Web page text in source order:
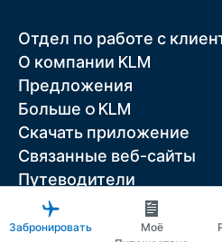
Отдел по работе с
О компании KLM
Предложения
Больше o KLM
Скачать приложение
Связанные веб-сайты
Путеводители
Лучшие направления
Популярные страны
Забронировать
Моё